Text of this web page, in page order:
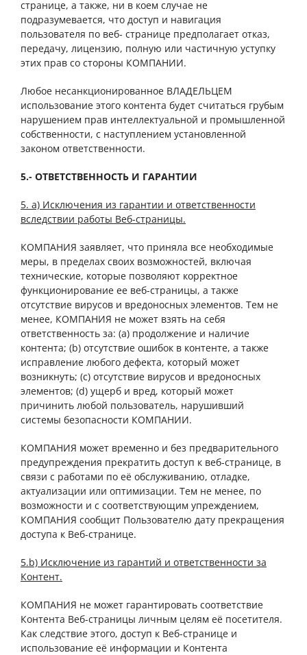
странице, а также, ни в коем случае не
подразумевается, что доступ и навигация
пользователя по веб- странице предполагает отказ,
передачу, лицензию, полную или частичную уступку
этих прав со стороны КОМПАНИИ.
Любое несанкционированное ВЛАДЕЛЬЦЕМ
использование этого контента будет считаться грубым
нарушением прав интеллектуальной и промышленной
собственности, с наступлением установленной
законом ответственности.
5.- ОТВЕТСТВЕННОСТЬ И ГАРАНТИИ
5. a) Исключения из гарантии и ответственности
вследствии работы Веб-страницы.
КОМПАНИЯ заявляет, что приняла все необходимые
меры, в пределах своих возможностей, включая
технические, которые позволяют корректное
функционирование ее веб-страницы, а также
отсутствие вирусов и вредоносных элементов. Тем не
менее, КОМПАНИЯ не может взять на себя
ответственность за: (a) продолжение и наличие
контента; (b) отсутствие ошибок в контенте, а также
исправление любого дефекта, который может
возникнуть; (с) отсутствие вирусов и вредоносных
элементов; (d) ущерб и вред, который может
причинить любой пользователь, нарушивший
системы безопасности КОМПАНИИ.
КОМПАНИЯ может временно и без предварительного
предупреждения прекратить доступ к веб-странице, в
связи с работами по её обслуживанию, отладке,
актуализации или оптимизации. Тем не менее, по
возможности и с соответствующим упреждением,
КОМПАНИЯ сообщит Пользователю дату прекращения
доступа к Веб-странице.
5.b) Исключение из гарантий и ответственности за
Контент.
КОМПАНИЯ не может гарантировать соответствие
Контента Веб-страницы личным целям её посетителя.
Как следствие этого, доступ к Веб-странице и
использование её информации и Контента